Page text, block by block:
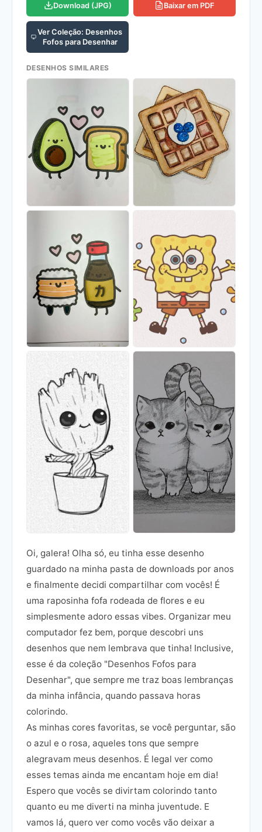
Download (JPG) Baixar em PDF
Ver Coleção: Desenhos
Fofos para Desenhar
DESENHOS SIMILARES
Oi, galera! Olha só, eu tinha esse desenho
guardado na minha pasta de downloads por anos
e finalmente decidi compartilhar com vocês! É
uma raposinha fofa rodeada de flores e eu
simplesmente adoro essas vibes. Organizar meu
computador fez bem, porque descobri uns
desenhos que nem lembrava que tinha! Inclusive,
esse é da coleção "Desenhos Fofos para
Desenhar", que sempre me traz boas lembranças
da minha infância, quando passava horas
colorindo.
As minhas cores favoritas, se você perguntar, são
o azul e o rosa, aqueles tons que sempre
alegravam meus desenhos. É legal ver como
esses temas ainda me encantam hoje em dia!
Espero que vocês se divirtam colorindo tanto
quanto eu me diverti na minha juventude. E
vamos lá, quero ver como vocês vão deixar a